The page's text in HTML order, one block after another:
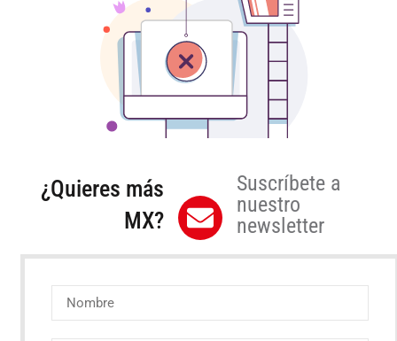
¿Quieres más
MX?
Suscríbete a
nuestro
newsletter